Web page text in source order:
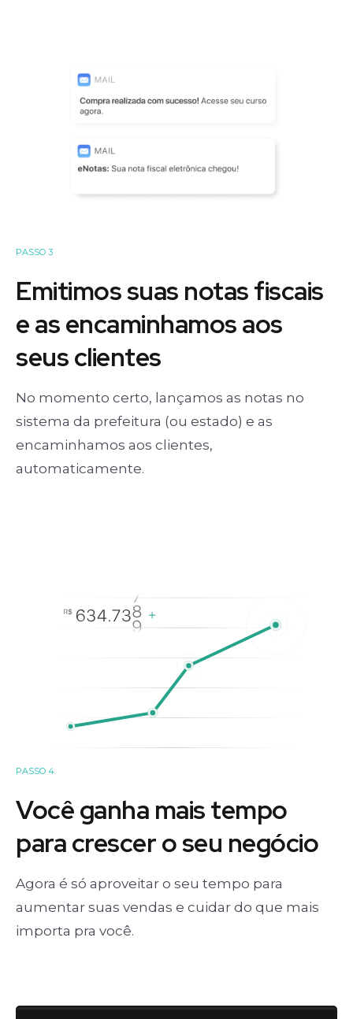
PASSO 3
Emitimos suas notas fiscais
e as encaminhamos aos
seus clientes
No momento certo, lançamos as notas no
sistema da prefeitura (ou estado) e as
encaminhamos aos clientes,
automaticamente.
PASSO 4
Você ganha mais tempo
para crescer o seu negócio
Agora é só aproveitar o seu tempo para
aumentar suas vendas e cuidar do que mais
importa pra você.